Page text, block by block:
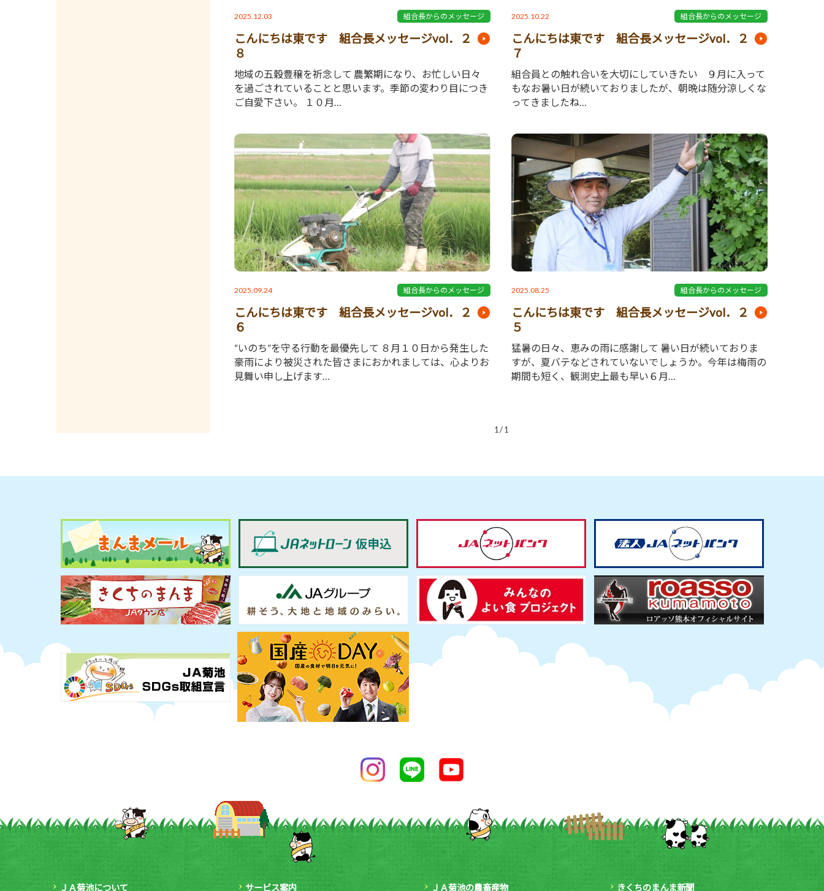
2025.12.03 組合長からのメッセージ
こんにちは東です 組合長メッセージvol．２
８
地域の五穀豊穣を祈念して 農繁期になり、お忙しい日々
を過ごされていることと思います。季節の変わり目につき
ご自愛下さい。 １０月…
2025.10.22 組合長からのメッセージ
こんにちは東です 組合長メッセージvol．２
７
組合員との触れ合いを大切にしていきたい ９月に入って
もなお暑い日が続いておりましたが、朝晩は随分涼しくな
ってきましたね…
2025.09.24 組合長からのメッセージ
こんにちは東です 組合長メッセージvol．２
６
“いのち”を守る行動を最優先して ８月１０日から発生した
豪雨により被災された皆さまにおかれましては、心よりお
見舞い申し上げます…
2025.08.25 組合長からのメッセージ
こんにちは東です 組合長メッセージvol．２
５
猛暑の日々、恵みの雨に感謝して 暑い日が続いておりま
すが、夏バテなどされていないでしょうか。今年は梅雨の
期間も短く、観測史上最も早い６月…
1 / 1
ＪＡ菊池について サービス案内 ＪＡ菊池の農畜産物 きくちのまんま新聞